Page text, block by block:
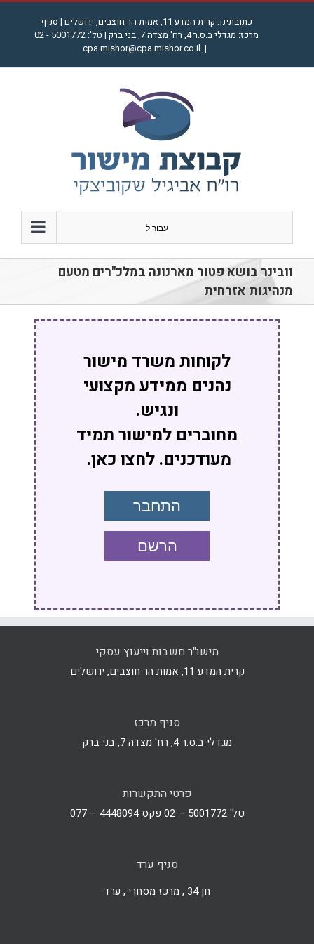
דלג
כתובתינו: קרית המדע 11, אמות הר חוצבים, ירושלים | סניף
מרכז: מגדלי ב.ס.ר 4, רח' מצדה 7, בני ברק | טל': 5001772 - 02
|
cpa.mishor@cpa.mishor.co.il
עבור ל
וובינר בושא פטור מארנונה במלכ"רים מטעם
מנהיגות אזרחית
לקוחות משרד מישור
נהנים ממידע מקצועי
ונגיש.
מחוברים למישור תמיד
מעודכנים. לחצו כאן.
התחבר
הרשם
מישו"ר חשבות וייעוץ עסקי
קרית המדע 11, אמות הר חוצבים, ירושלים
סניף מרכז
מגדלי ב.ס.ר 4, רח' מצדה 7, בני ברק
פרטי התקשרות
טל' 5001772 – 02 פקס 4448094 – 077
סניף ערד
חן 34 , מרכז מסחרי , ערד